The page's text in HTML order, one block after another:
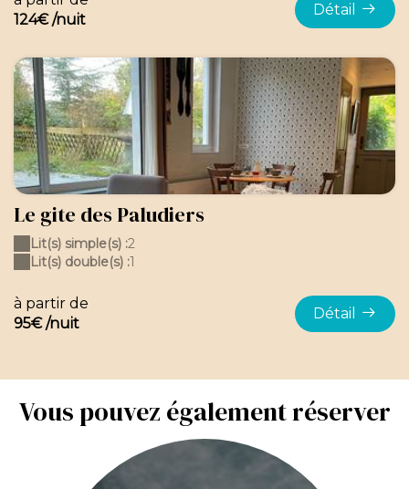
124€ /nuit
Détail
Le gite des Paludiers
à partir de
95€ /nuit
Détail
Lit(s) simple(s) :2
Lit(s) double(s) :1
Vous pouvez également réserver